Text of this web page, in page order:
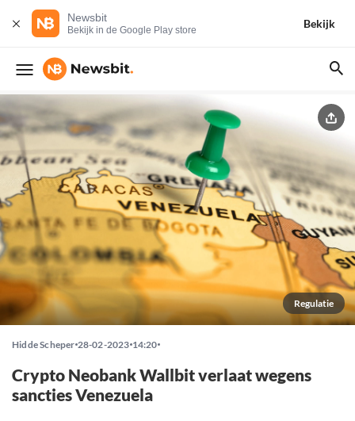
Newsbit
Bekijk in de Google Play store
Bekijk
Regulatie
Hidde Scheper 28-02-2023 14:20
Crypto Neobank Wallbit verlaat wegens
sancties Venezuela